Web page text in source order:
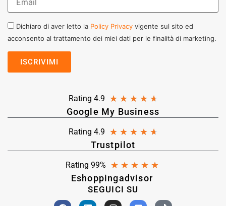
Dichiaro di aver letto la Policy Privacy vigente sul sito ed
acconsento al trattamento dei miei dati per le finalità di marketing.
Rating 4.9 ★ ★ ★ ★ ★
Google My Business
Rating 4.9 ★ ★ ★ ★ ★
Trustpilot
Rating 99% ★ ★ ★ ★ ★
Eshoppingadvisor
SEGUICI SU